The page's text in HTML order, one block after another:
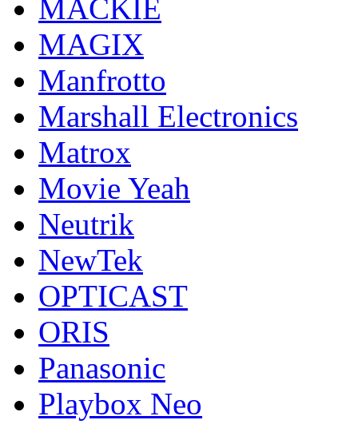
MACKIE
MAGIX
Manfrotto
Marshall Electronics
Matrox
Movie Yeah
Neutrik
NewTek
OPTICAST
ORIS
Panasonic
Playbox Neo